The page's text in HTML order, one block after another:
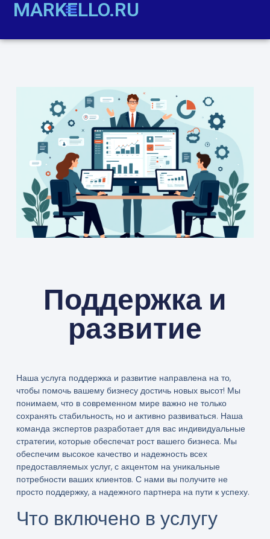
MARKELLO.RU
Поддержка и
развитие
Наша услуга поддержка и развитиенаправлена на то,
чтобы помочь вашему бизнесу достичь новых высот! Мы
понимаем, что в современном мире важно не только
сохранять стабильность, но и активно развиваться. Наша
команда экспертов разработает для вас индивидуальные
стратегии, которые обеспечат рост вашего бизнеса. Мы
обеспечим высокое качество и надежность всех
предоставляемых услуг, с акцентом на уникальные
потребности ваших клиентов. С нами вы получите не
просто поддержку, а надежного партнера на пути к успеху.
Что включено в услугу